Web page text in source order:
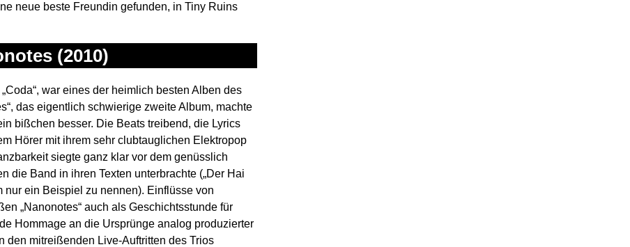
neue beste Freundin gefunden, in Tiny Ruins
(2010)
war eines der heimlich besten Alben des
das eigentlich schwierige zweite Album, machte
bißchen besser. Die Beats treibend, die Lyrics
Hörer mit ihrem sehr clubtauglichen Elektropop
siegte ganz klar vor dem genüsslich
die Band in ihren Texten unterbrachte („Der Hai
nur ein Beispiel zu nennen). Einflüsse von
„Nanonotes“ auch als Geschichtsstunde für
Hommage an die Ursprünge analog produzierter
den mitreißenden Live-Auftritten des Trios